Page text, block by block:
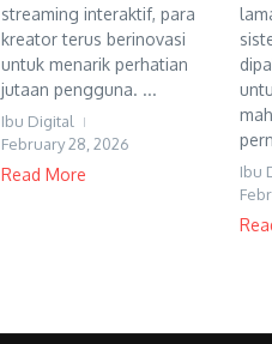
streaming interaktif, para
kreator terus berinovasi
untuk menarik perhatian
jutaan pengguna. ...
Ibu Digital
February 28, 2026
Read More
Ibu